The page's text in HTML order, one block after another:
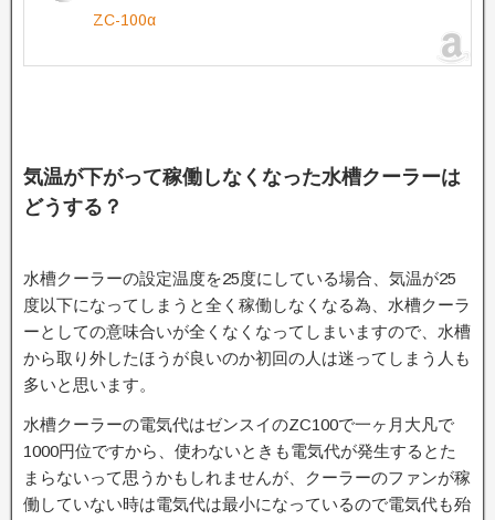
ZC-100α
気温が下がって稼働しなくなった水槽クーラーは
どうする？
水槽クーラーの設定温度を25度にしている場合、気温が25
度以下になってしまうと全く稼働しなくなる為、水槽クーラ
ーとしての意味合いが全くなくなってしまいますので、水槽
から取り外したほうが良いのか初回の人は迷ってしまう人も
多いと思います。
水槽クーラーの電気代はゼンスイのZC100で一ヶ月大凡で
1000円位ですから、使わないときも電気代が発生するとた
まらないって思うかもしれませんが、クーラーのファンが稼
働していない時は電気代は最小になっているので電気代も殆